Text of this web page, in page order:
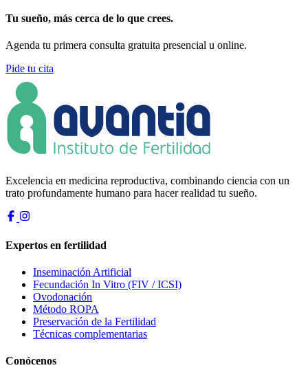
Tu sueño, más cerca de lo que crees.
Agenda tu primera consulta gratuita presencial u online.
Pide tu cita
Excelencia en medicina reproductiva, combinando ciencia con un
trato profundamente humano para hacer realidad tu sueño.
Expertos en fertilidad
Inseminación Artificial
Fecundación In Vitro (FIV / ICSI)
Ovodonación
Método ROPA
Preservación de la Fertilidad
Técnicas complementarias
Conócenos